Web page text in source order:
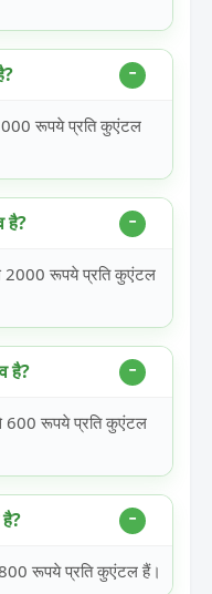
रूपये प्रति कुएंटल
है?
2000 रूपये प्रति कुएंटल
है?
रूपये प्रति कुएंटल
रूपये प्रति कुएंटल हैं।